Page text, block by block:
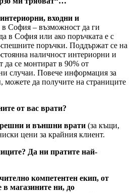
входни и
в София – възможност да ги
в София или ако поръчката е с
поръчки. Поддържат се на
наличност интериорни и
да се монтират в 90% от
случаи. Повече информация за
можете да получите на страниците
от вас врати?
и външни врати (за къщи,
цени за крайния клиент.
Да ни пратите най-
компетентен екип, от
в магазините ни, до